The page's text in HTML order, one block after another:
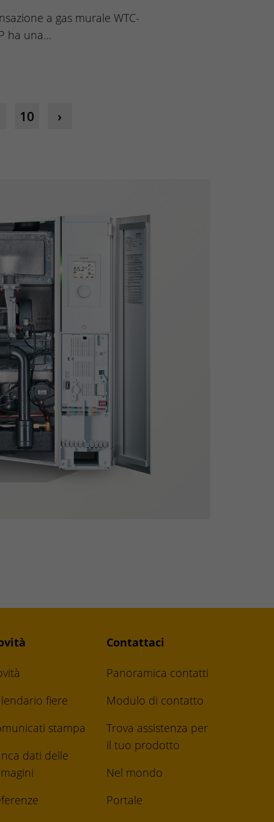
a gas murale WTC-
ha una…
10
fiere
stampa
dati delle
Contattaci
Panoramica contatti
Modulo di contatto
Trova assistenza per
il tuo prodotto
Nel mondo
Portale